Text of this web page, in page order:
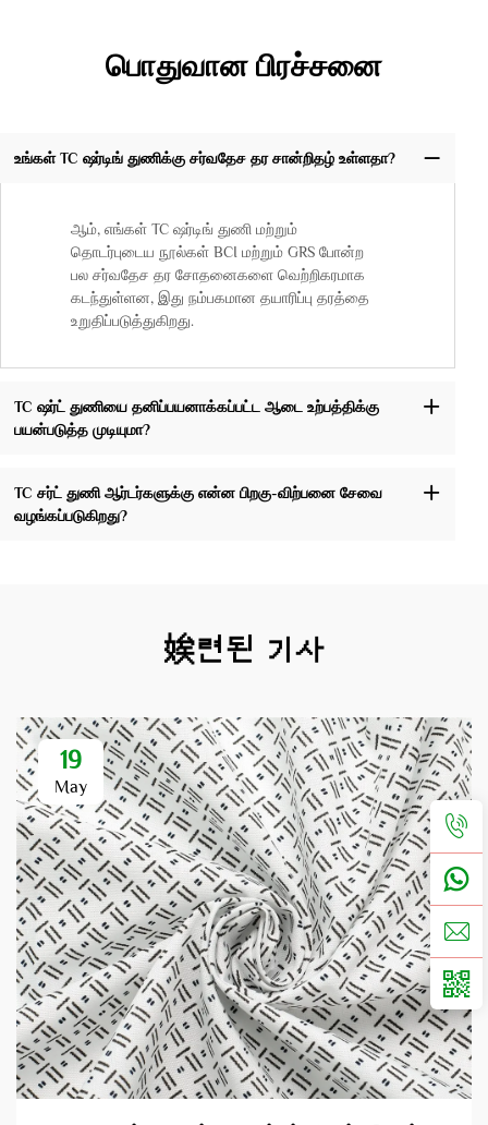
பொதுவான பிரச்சனை
உங்கள் TC ஷர்டிங் துணிக்கு சர்வதேச தர சான்றிதழ் உள்ளதா?
ஆம், எங்கள் TC ஷர்டிங் துணி மற்றும்
தொடர்புடைய நூல்கள் BCI மற்றும் GRS போன்ற
பல சர்வதேச தர சோதனைகளை வெற்றிகரமாக
கடந்துள்ளன, இது நம்பகமான தயாரிப்பு தரத்தை
உறுதிப்படுத்துகிறது.
TC ஷர்ட் துணியை தனிப்பயனாக்கப்பட்ட ஆடை உற்பத்திக்கு
பயன்படுத்த முடியுமா?
TC சர்ட் துணி ஆர்டர்களுக்கு என்ன பிறகு-விற்பனை சேவை
வழங்கப்படுகிறது?
娭련된 기사
19
May